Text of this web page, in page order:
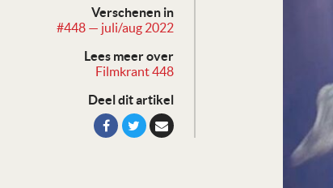
Verschenen in
#448 — juli/aug 2022
Lees meer over
Filmkrant 448
Deel dit artikel